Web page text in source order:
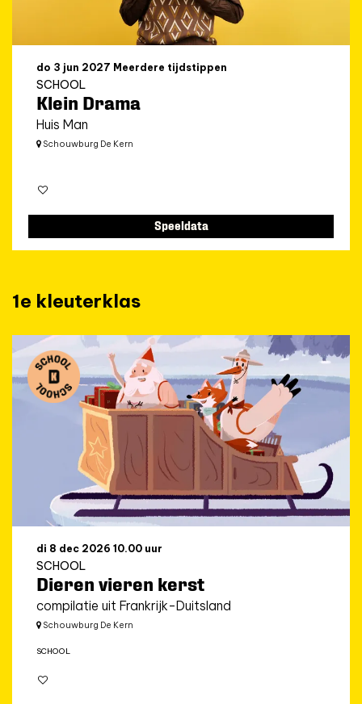
Klein Drama
Huis Man
SCHOOL
do 3 jun 2027 Meerdere tijdstippen
Schouwburg De Kern
Speeldata
1e kleuterklas
Dieren vieren kerst
compilatie uit Frankrijk-Duitsland
SCHOOL
di 8 dec 2026 10.00 uur
Schouwburg De Kern
SCHOOL